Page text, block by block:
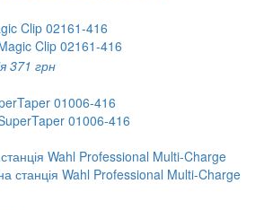
Clip 02161-416
371 грн
01006-416
Wahl Professional Multi-Charge